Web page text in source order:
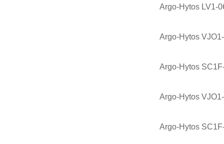
Argo-Hytos LV1-
Argo-Hytos
Argo-Hytos
Argo-Hytos
Argo-Hytos